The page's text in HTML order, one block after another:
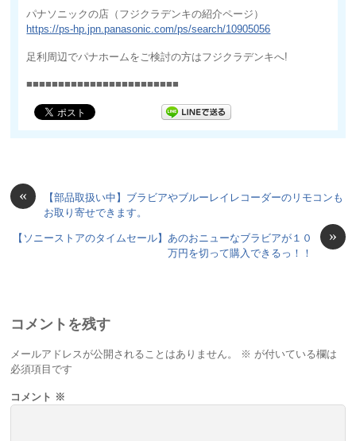
パナソニックの店（フジクラデンキの紹介ページ）
https://ps-hp.jpn.panasonic.com/ps/search/10905056
足利周辺でパナホームをご検討の方はフジクラデンキへ!
■■■■■■■■■■■■■■■■■■■■■■■■
«
【部品取扱い中】ブラビアやブルーレイレコーダーのリモコンも
お取り寄せできます。
»
【ソニーストアのタイムセール】あのおニューなブラビアが１０
万円を切って購入できるっ！！
コメントを残す
メールアドレスが公開されることはありません。 ※ が付いている欄は
必須項目です
コメント ※